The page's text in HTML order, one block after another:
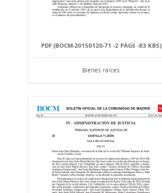
PDF (BOCM-20150120-71 -2 PÁGS -83 KBS)
Bienes raíces